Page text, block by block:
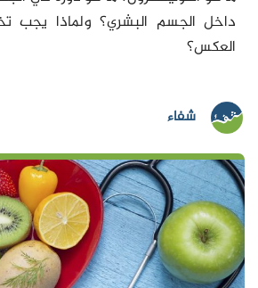
داخل الجسم البشري؟ ولماذا يجب
العكس؟
شفاء